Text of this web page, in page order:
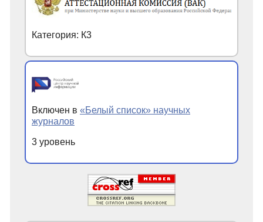
Категория: К3
Включен в «Белый список» научных
журналов
3 уровень